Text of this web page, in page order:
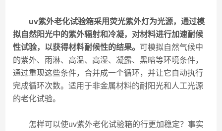
uv紫外老化试验箱采用荧光紫外灯为光源，通过模
拟自然阳光中的紫外辐射和冷凝，对材料进行加速耐候
性试验，以获得材料耐候性的结果。 可模拟自然气候中
的紫外、雨淋、高温、高湿、凝露、黑暗等环境条件，
通过重现这些条件，合并成一个循环，并让它自动执行
完成循环次数。适用于非金属材料的耐阳光和人工光源
的老化试验。
怎样可以使uv紫外老化试验箱的行更加稳定？事实